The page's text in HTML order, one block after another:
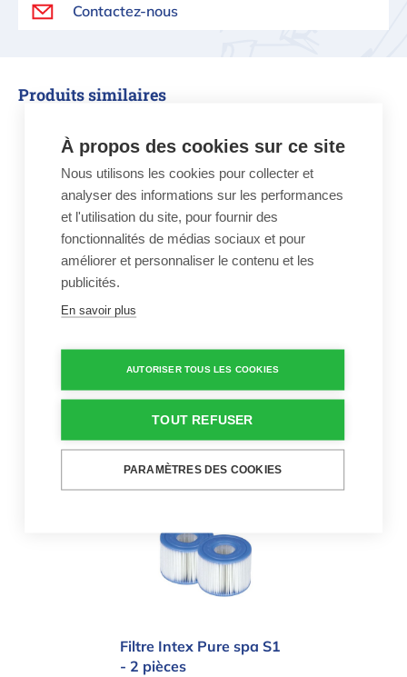
Contactez-nous
Produits similaires
Système d'eau salée Intex QS500
Intex QS500 - jusqu'à
199,99 €
Système de désinfection
à l'eau salée
Quantité
- +
Filtre Intex Pure spa S1
- 2 pièces
À propos des cookies sur ce site
Nous utilisons les cookies pour collecter et
analyser des informations sur les performances
et l'utilisation du site, pour fournir des
fonctionnalités de médias sociaux et pour
améliorer et personnaliser le contenu et les
publicités.
En savoir plus
AUTORISER TOUS LES COOKIES
TOUT REFUSER
PARAMÈTRES DES COOKIES